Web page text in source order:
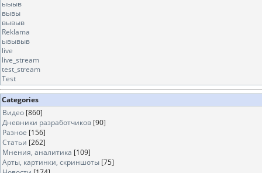
ыыыв
вывы
вывыв
Reklama
ывывыв
live
live_stream
test_stream
Test
Categories
Видео [860]
Дневники разработчиков [90]
Разное [156]
Статьи [262]
Мнения, аналитика [109]
Арты, картинки, скриншоты [75]